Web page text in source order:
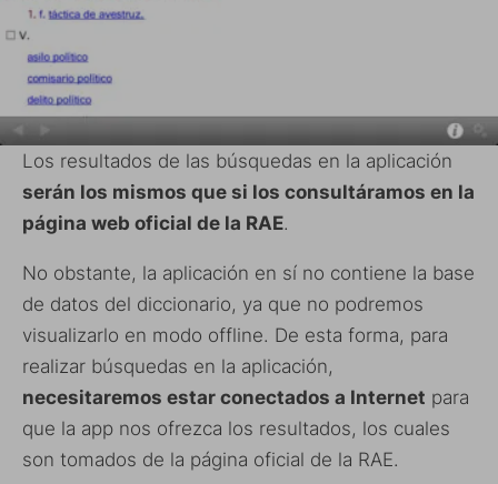
Los resultados de las búsquedas en la aplicación
serán los mismos que si los consultáramos en la
página web oficial de la RAE.
No obstante, la aplicación en sí no contiene la base
de datos del diccionario, ya que no podremos
visualizarlo en modo offline. De esta forma, para
realizar búsquedas en la aplicación,
necesitaremos estar conectados a Internet para
que la app nos ofrezca los resultados, los cuales
son tomados de la página oficial de la RAE.